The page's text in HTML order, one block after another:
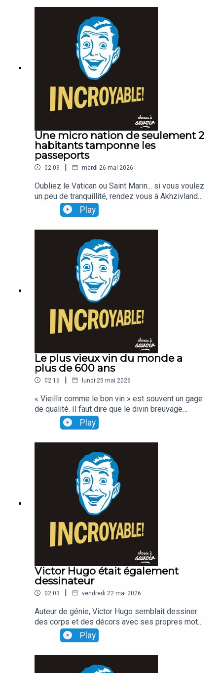
Une micro nation de seulement 2
habitants tamponne les
passeports
02:09 | mardi 26 mai 2026
Oubliez le Vatican ou Saint Marin... si vous voulez
un peu de tranquillité, rendez vous à Akhzivland
Ce lopin de terre situé entre Israël et le Liban... n'a
longtemps comporté que deux petits habitants...
Play
Le plus vieux vin du monde a
plus de 600 ans
02:16 | lundi 25 mai 2026
« Vieillir comme le bon vin » est souvent un gage
de qualité. Il faut dire que le divin breuvage
remonte parfois à Mathusalem... ou presque Celui
des hospices de Strasbourg, par exemple... a
près de 600 ans d'âge...
Play
Victor Hugo était également
dessinateur
02:03 | vendredi 22 mai 2026
Auteur de génie, Victor Hugo semblait dessiner
des corps et des décors avec ses propres mots.
Ce qui est moins connu, en revanche, c'est que
l'écrivain était également... dessinateur, et qu'il
faisait ses propres illustrations
Play